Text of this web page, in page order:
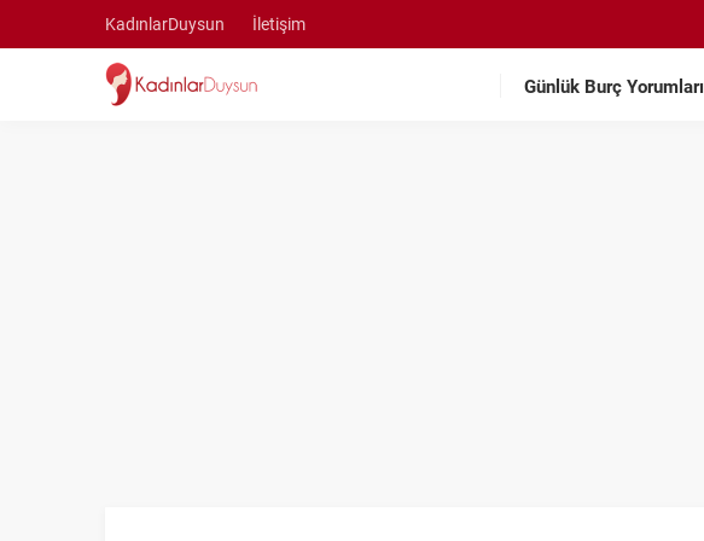
KadınlarDuysun İletişim
Günlük Burç Yorumları